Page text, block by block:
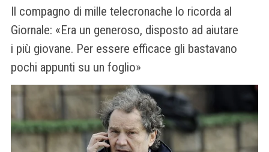
Il compagno di mille telecronache lo ricorda al
Giornale: «Era un generoso, disposto ad aiutare
i più giovane. Per essere efficace gli bastavano
pochi appunti su un foglio»